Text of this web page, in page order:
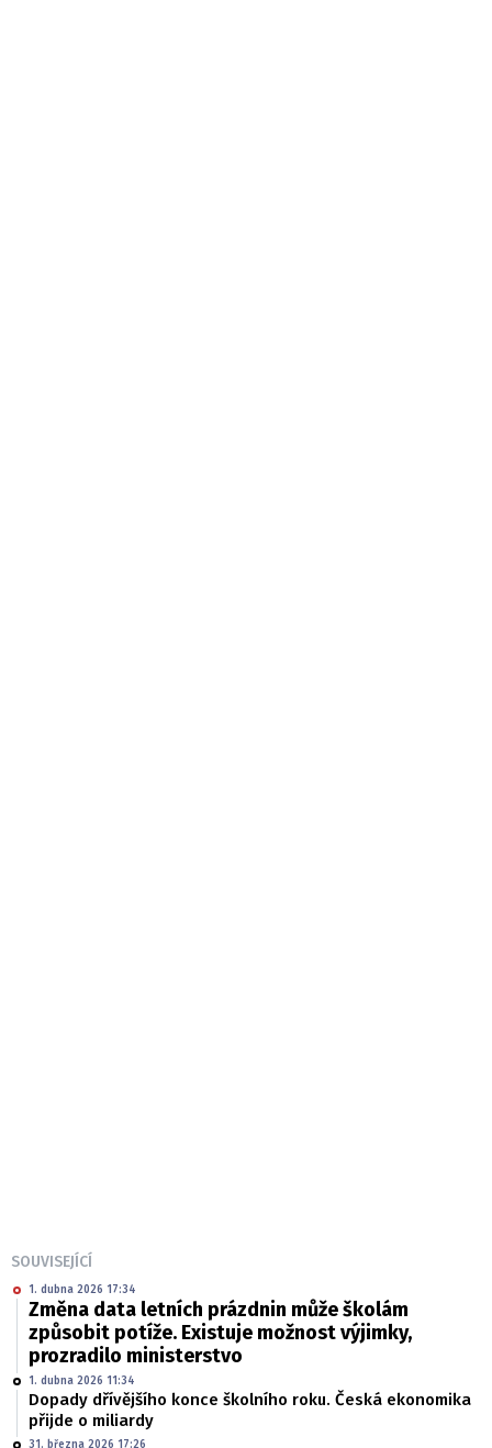
SOUVISEJÍCÍ
1. dubna 2026 17:34
Změna data letních prázdnin může školám
způsobit potíže. Existuje možnost výjimky,
prozradilo ministerstvo
1. dubna 2026 11:34
Dopady dřívějšího konce školního roku. Česká ekonomika
přijde o miliardy
31. března 2026 17:26